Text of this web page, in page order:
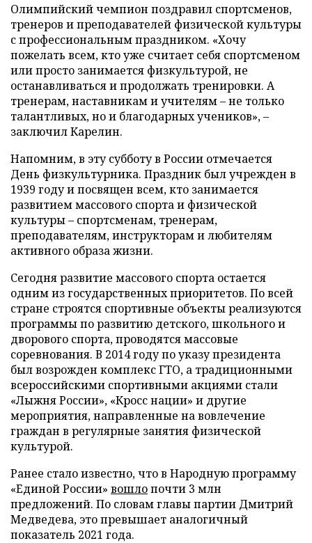
Олимпийский чемпион поздравил спортсменов,
тренеров и преподавателей физической культуры
с профессиональным праздником. «Хочу
пожелать всем, кто уже считает себя спортсменом
или просто занимается физкультурой, не
останавливаться и продолжать тренировки. А
тренерам, наставникам и учителям – не только
талантливых, но и благодарных учеников», –
заключил Карелин.
Напомним, в эту субботу в России отмечается
День физкультурника. Праздник был учрежден в
1939 году и посвящен всем, кто занимается
развитием массового спорта и физической
культуры – спортсменам, тренерам,
преподавателям, инструкторам и любителям
активного образа жизни.
Сегодня развитие массового спорта остается
одним из государственных приоритетов. По всей
стране строятся спортивные объекты реализуются
программы по развитию детского, школьного и
дворового спорта, проводятся массовые
соревнования. В 2014 году по указу президента
был возрожден комплекс ГТО, а традиционными
всероссийскими спортивными акциями стали
«Лыжня России», «Кросс нации» и другие
мероприятия, направленные на вовлечение
граждан в регулярные занятия физической
культурой.
Ранее стало известно, что в Народную программу
«Единой России» вошлопочти 3 млн
предложений. По словам главы партии Дмитрий
Медведева, это превышает аналогичный
показатель 2021 года.